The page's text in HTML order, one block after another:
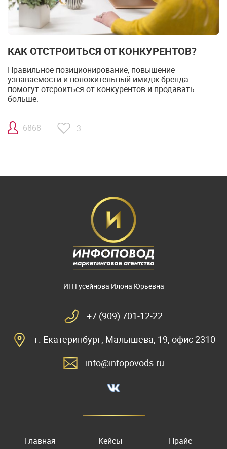
КАК ОТСТРОИТЬСЯ ОТ КОНКУРЕНТОВ?
Правильное позиционирование, повышение
узнаваемости и положительный имидж бренда
помогут отсроиться от конкурентов и продавать
больше.
6868 3
ИП Гусейнова Илона Юрьевна
+7 (909) 701-12-22
г. Екатеринбург, Малышева, 19, офис 2310
info@infopovods.ru
Главная Кейсы Прайс